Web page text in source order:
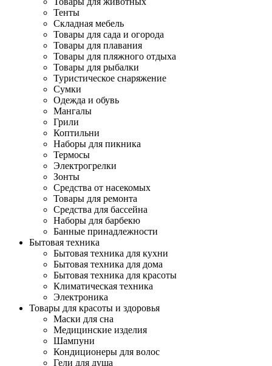
Тенты
Складная мебель
Товары для сада и огорода
Товары для плавания
Товары для пляжного отдыха
Товары для рыбалки
Туристическое снаряжение
Сумки
Одежда и обувь
Мангалы
Грили
Коптильни
Наборы для пикника
Термосы
Электрогрелки
Зонты
Средства от насекомых
Товары для ремонта
Средства для бассейна
Наборы для барбекю
Банные принадлежности
Бытовая техника
Бытовая техника для кухни
Бытовая техника для дома
Бытовая техника для красоты
Климатическая техника
Электроника
Товары для красоты и здоровья
Маски для сна
Медицинские изделия
Шампуни
Кондиционеры для волос
Гели для душа